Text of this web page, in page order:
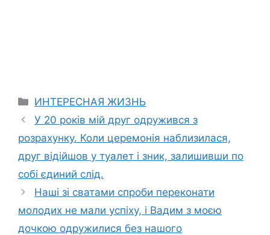
Categories
ИНТЕРЕСНАЯ ЖИЗНЬ
У 20 років мій друг одружився з
розрахунку. Коли церемонія наблизилася,
друг відійшов у туалет і зник, залишивши по
собі єдиний слід.
Наші зі сватами спроби переконати
молодих не мали успіху, і Вадим з моєю
дочкою одружилися без нашого